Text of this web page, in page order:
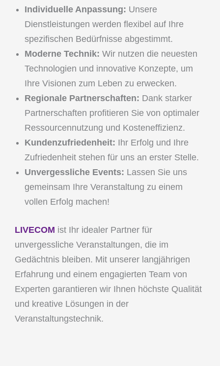
Individuelle Anpassung: Unsere
Dienstleistungen werden flexibel auf Ihre
spezifischen Bedürfnisse abgestimmt.
Moderne Technik: Wir nutzen die neuesten
Technologien und innovative Konzepte, um
Ihre Visionen zum Leben zu erwecken.
Regionale Partnerschaften: Dank starker
Partnerschaften profitieren Sie von optimaler
Ressourcennutzung und Kosteneffizienz.
Kundenzufriedenheit: Ihr Erfolg und Ihre
Zufriedenheit stehen für uns an erster Stelle.
Unvergessliche Events: Lassen Sie uns
gemeinsam Ihre Veranstaltung zu einem
vollen Erfolg machen!
LIVECOM ist Ihr idealer Partner für
unvergessliche Veranstaltungen, die im
Gedächtnis bleiben. Mit unserer langjährigen
Erfahrung und einem engagierten Team von
Experten garantieren wir Ihnen höchste Qualität
und kreative Lösungen in der
Veranstaltungstechnik.